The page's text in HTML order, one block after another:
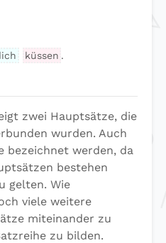
küssen .
zwei Hauptsätze, die
wurden. Auch
bezeichnet werden, da
bestehen
gelten. Wie
viele weitere
miteinander zu
zu bilden.